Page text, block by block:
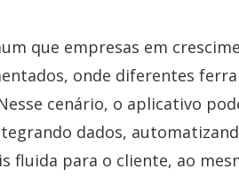
que empresas em
onde diferentes
cenário, o aplicativo
dados,
fluida para o cliente, ao